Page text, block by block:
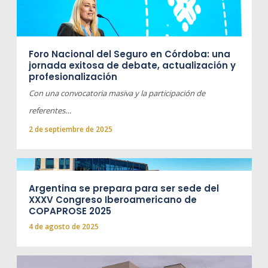
Foro Nacional del Seguro en Córdoba: una
jornada exitosa de debate, actualización y
profesionalización
Con una convocatoria masiva y la participación de
referentes…
2 de septiembre de 2025
Argentina se prepara para ser sede del
XXXV Congreso Iberoamericano de
COPAPROSE 2025
4 de agosto de 2025